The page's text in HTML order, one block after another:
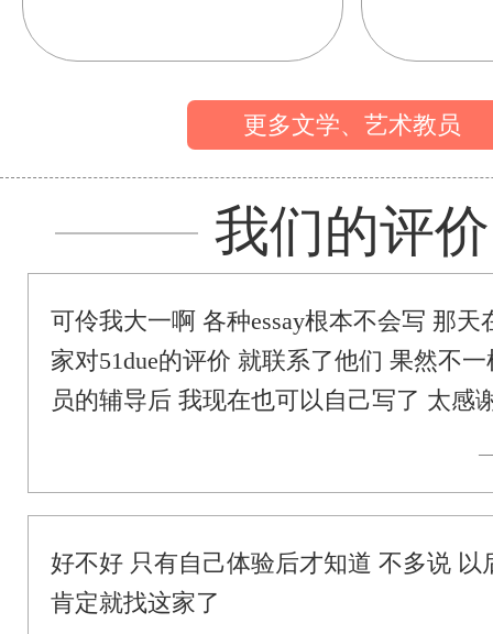
更多文学、艺术教员
我们的评价
可伶我大一啊 各种essay根本不会写 那天
家对51due的评价 就联系了他们 果然不
员的辅导后 我现在也可以自己写了 太感
好不好 只有自己体验后才知道 不多说 以
肯定就找这家了